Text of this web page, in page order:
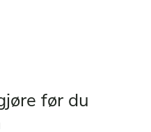
før du